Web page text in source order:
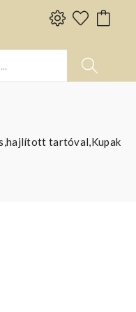
tartóval,Kupak